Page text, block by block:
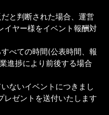
と判断された場合、運営
イヤー様をイベント報酬対
べての時間(公表時間、報
進捗により前後する場合
ないイベントにつきまし
レゼントを送付いたします